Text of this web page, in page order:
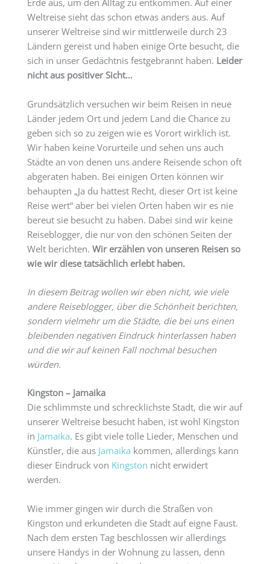
Erde aus, um den Alltag zu entkommen. Auf einer
Weltreise sieht das schon etwas anders aus. Auf
unserer Weltreise sind wir mittlerweile durch 23
Ländern gereist und haben einige Orte besucht, die
sich in unser Gedächtnis festgebrannt haben. Leider
nicht aus positiver Sicht…
Grundsätzlich versuchen wir beim Reisen in neue
Länder jedem Ort und jedem Land die Chance zu
geben sich so zu zeigen wie es Vorort wirklich ist.
Wir haben keine Vorurteile und sehen uns auch
Städte an von denen uns andere Reisende schon oft
abgeraten haben. Bei einigen Orten können wir
behaupten „Ja du hattest Recht, dieser Ort ist keine
Reise wert“ aber bei vielen Orten haben wir es nie
bereut sie besucht zu haben. Dabei sind wir keine
Reiseblogger, die nur von den schönen Seiten der
Welt berichten. Wir erzählen von unseren Reisen so
wie wir diese tatsächlich erlebt haben.
In diesem Beitrag wollen wir eben nicht, wie viele
andere Reiseblogger, über die Schönheit berichten,
sondern vielmehr um die Städte, die bei uns einen
bleibenden negativen Eindruck hinterlassen haben
und die wir auf keinen Fall nochmal besuchen
würden.
Kingston – Jamaika
Die schlimmste und schrecklichste Stadt, die wir auf
unserer Weltreise besucht haben, ist wohl Kingston
in Jamaika. Es gibt viele tolle Lieder, Menschen und
Künstler, die aus Jamaika kommen, allerdings kann
dieser Eindruck von Kingston nicht erwidert
werden.
Wie immer gingen wir durch die Straßen von
Kingston und erkundeten die Stadt auf eigne Faust.
Nach dem ersten Tag beschlossen wir allerdings
unsere Handys in der Wohnung zu lassen, denn